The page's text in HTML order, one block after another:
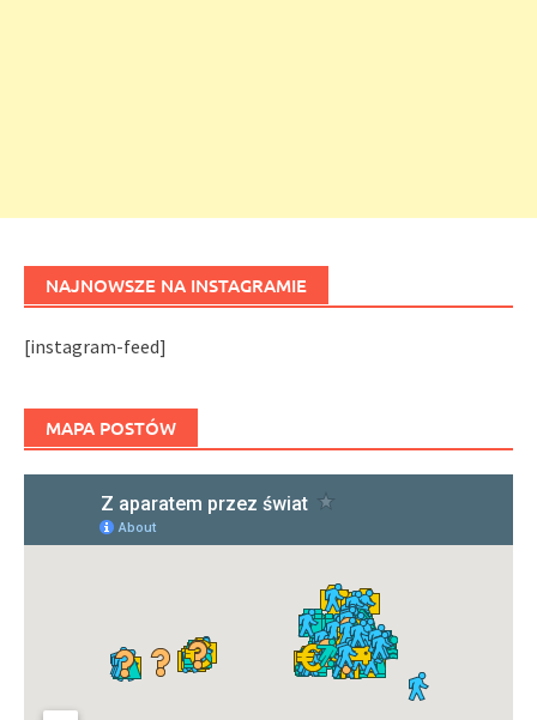
NAJNOWSZE NA INSTAGRAMIE
[instagram-feed]
MAPA POSTÓW